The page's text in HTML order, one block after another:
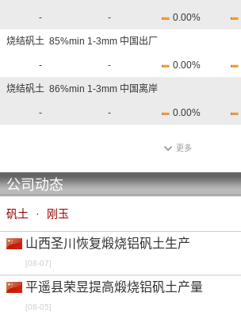
- - 0.00%
烧结矾土 85%min 1-3mm 中国出厂
- - 0.00%
烧结矾土 86%min 1-3mm 中国离岸
- - 0.00%
棕刚玉 95%min 1-3mm 中国出厂
棕刚玉 95%min 1-3mm 中国离岸
棕刚玉 95%min 1-3mm 印度出厂
-
更多
公司动态
矾土 · 刚玉
山西圣川恢复煅烧铝矾土生产
[08-07]
平遥县荣昱提高煅烧铝矾土产量
[08-05]